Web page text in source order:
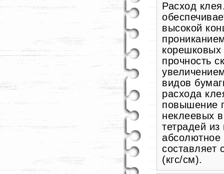
Расход
высокой
прочность
видов
расхода
повышение
неклеевых
тетрадей
абсолютное
составляет
(кгс/см).